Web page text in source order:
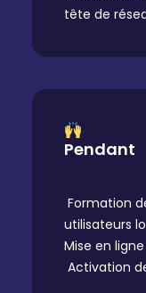
tête de
Pendant
Formation
utilisateurs
Mise en
Activation